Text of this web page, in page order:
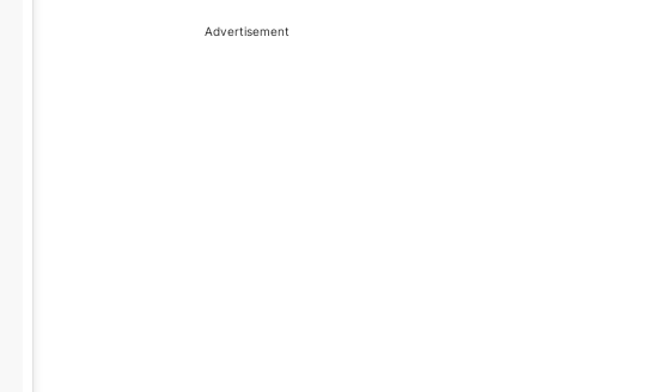
Advertisement